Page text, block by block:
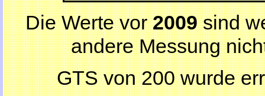
Die Werte vor2009sind
andere Messung
GTS von 200 wurde